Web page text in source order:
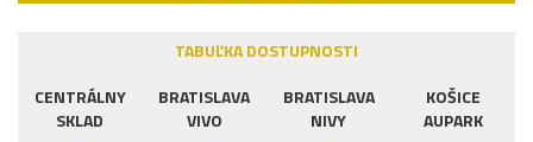
TABUĽKA DOSTUPNOSTI
CENTRÁLNY
SKLAD
BRATISLAVA
VIVO
BRATISLAVA
NIVY
KOŠICE
AUPARK